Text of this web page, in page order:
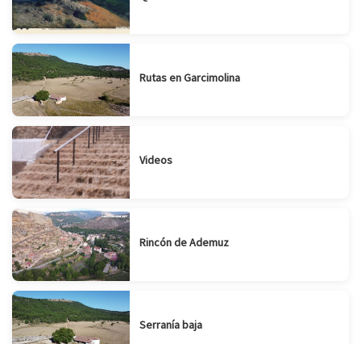
Rutas en Garcimolina
Videos
Rincón de Ademuz
Serranía baja